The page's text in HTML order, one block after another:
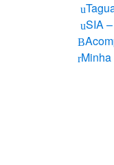
SIA